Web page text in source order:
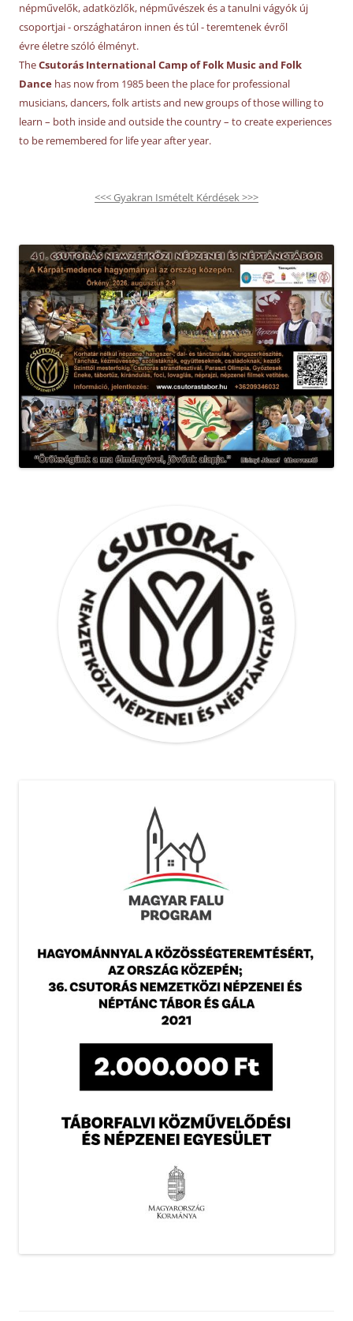
népművelők, adatközlők, népművészek és a tanulni vágyók új
csoportjai - országhatáron innen és túl - teremtenek évről
évre életre szóló élményt.
TheCsutorás International Camp of Folk Music and Folk
Dance has now from 1985 been the place for professional
musicians, dancers, folk artists and new groups of those willing to
learn – both inside and outside the country – to create experiences
to be remembered for life year after year.
<<< Gyakran Ismételt Kérdések >>>